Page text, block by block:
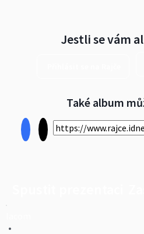
Jestli se vám
Také album
•